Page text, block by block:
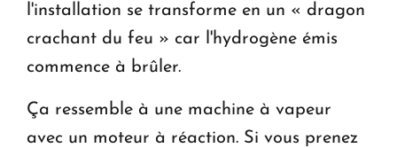
l'installation se transforme en un « dragon
crachant du feu » car l'hydrogène émis
commence à brûler.
Ça ressemble à une machine à vapeur
avec un moteur à réaction. Si vous prenez